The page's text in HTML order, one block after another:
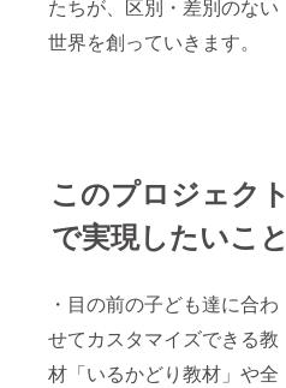
たちが、区別・差別のない
世界を創っていきます。
このプロジェクト
で実現したいこと
・目の前の子ども達に合わ
せてカスタマイズできる教
材「いるかどり教材」や全